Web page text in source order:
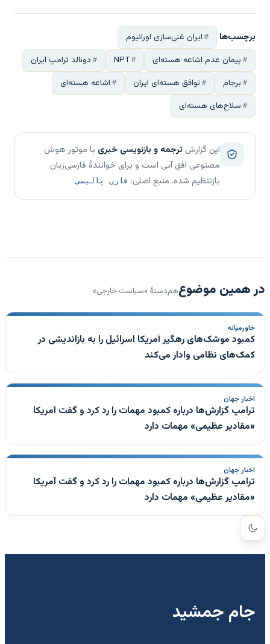
برچسب‌ها
ایران غنی‌سازی اورانیوم
پیمان عدم اشاعه هسته‌ای
NPT
دونالد ترامپ ایران
برجام
توافق هسته‌ای ایران
اشاعه هسته‌ای
سلاح‌های هسته‌ای
این گزارش ترجمه و بازنویسی خبری با موتور هوش
مصنوعی افق آبی است و برای خوانندهٔ فارسی‌زبان
بازتنظیم شده. منبع اصلی: فارن پالیسی
در همین موضوعهم‌دستهٔ «سیاست خارجی»
خاورمیانه
کمبود موشک‌های رهگیر آمریکا اسرائیل را به بازاندیشی در
کمک‌های نظامی وادار می‌کند
اخبار جهان
ترامپ گزارش‌ها درباره کمبود مهمات را رد کرد و گفت آمریکا
«مقادیر عظیمی» مهمات دارد
اخبار جهان
ترامپ گزارش‌ها درباره کمبود مهمات را رد کرد و گفت آمریکا
«مقادیر عظیمی» مهمات دارد
جام جمشید